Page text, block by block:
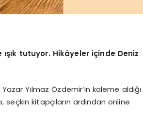
tutuyor. Hikâyeler içinde Deniz
Yılmaz Özdemir’in kaleme aldığı
seçkin kitapçıların ardından online